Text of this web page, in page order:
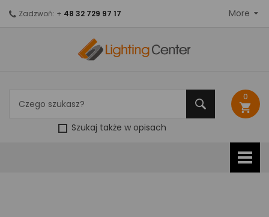
Szukaj także w opisach
0
shopping_cart
Zadzwoń: + 48 32 729 97 17 More